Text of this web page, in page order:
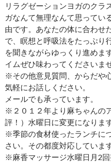
リラグゼーションヨガのクラ
ガなんて無理なんて思ってい
由です。あなたの体に合わせ
で、瞑想と呼吸法をたっぷり
を聞きながらゆっくり進めま
イムぜひ味わってくださいま
※その他意見質問、からだや
気軽にお話しください。
メールでも承っています。
※２０１２年より麻ちゃんの
評！）水曜日に変更になりま
※季節の食材使ったランチに
さい。その都度対応しています
※麻香マッサージ水曜日月2